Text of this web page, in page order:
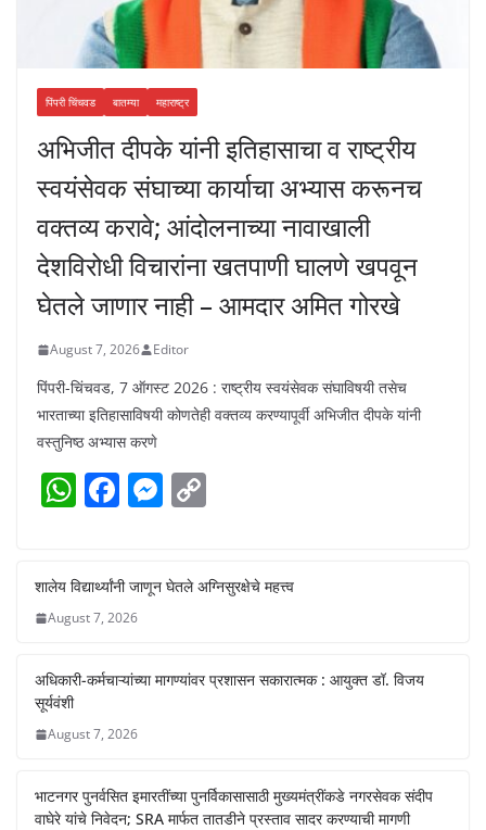
पिंपरी चिंचवड बातम्या महाराष्ट्र
अभिजीत दीपके यांनी इतिहासाचा व राष्ट्रीय
स्वयंसेवक संघाच्या कार्याचा अभ्यास करूनच
वक्तव्य करावे; आंदोलनाच्या नावाखाली
देशविरोधी विचारांना खतपाणी घालणे खपवून
घेतले जाणार नाही – आमदार अमित गोरखे
August 7, 2026 Editor
पिंपरी-चिंचवड, 7 ऑगस्ट 2026 : राष्ट्रीय स्वयंसेवक संघाविषयी तसेच
भारताच्या इतिहासाविषयी कोणतेही वक्तव्य करण्यापूर्वी अभिजीत दीपके यांनी
वस्तुनिष्ठ अभ्यास करणे
W
s
A
p
p
F
e
b
o
o
k
M
e
g
er
y
n
k
शालेय विद्यार्थ्यांनी जाणून घेतले अग्निसुरक्षेचे महत्त्व
August 7, 2026
अधिकारी-कर्मचाऱ्यांच्या मागण्यांवर प्रशासन सकारात्मक : आयुक्त डॉ. विजय
सूर्यवंशी
August 7, 2026
भाटनगर पुनर्वसित इमारतींच्या पुनर्विकासासाठी मुख्यमंत्रींकडे नगरसेवक संदीप
वाघेरे यांचे निवेदन; SRA मार्फत तातडीने प्रस्ताव सादर करण्याची मागणी